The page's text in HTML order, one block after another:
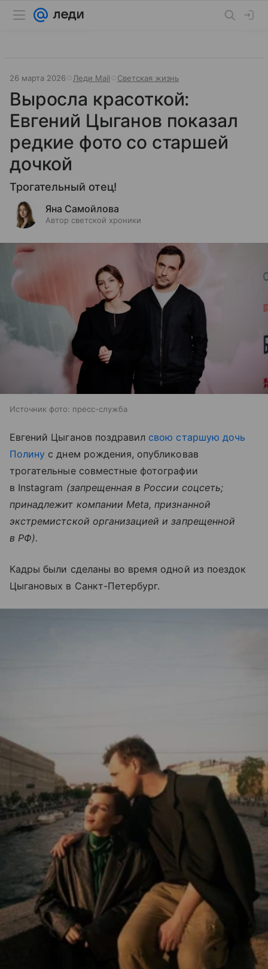
26 марта 2026 Леди Mail Светская жизнь
Выросла красоткой:
Евгений Цыганов показал
редкие фото со старшей
дочкой
Трогательный отец!
Яна Самойлова
Автор светской хроники
Источник фото: пресс-служба
Евгений Цыганов поздравил свою старшую дочь
Полину с днем рождения, опубликовав
трогательные совместные фотографии
в Instagram (запрещенная в России соцсеть;
принадлежит компании Meta, признанной
экстремистской организацией и запрещенной
в РФ).
Кадры были сделаны во время одной из поездок
Цыгановых в Санкт-Петербург.